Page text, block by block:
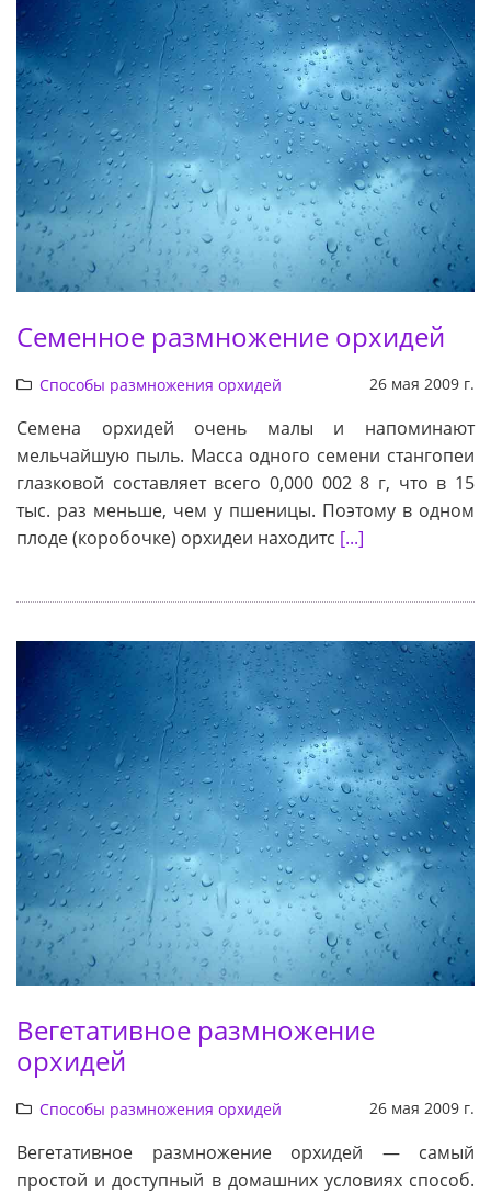
Семенное размножение орхидей
Способы размножения орхидей 26 мая 2009 г.
Семена орхидей очень малы и напоминают
мельчайшую пыль. Масса одного семени стангопеи
глазковой составляет всего 0,000 002 8 г, что в 15
тыс. раз меньше, чем у пшеницы. Поэтому в одном
плоде (коробочке) орхидеи находитс [...]
Вегетативное размножение
орхидей
Способы размножения орхидей 26 мая 2009 г.
Вегетативное размножение орхидей — самый
простой и доступный в домашних условиях способ.